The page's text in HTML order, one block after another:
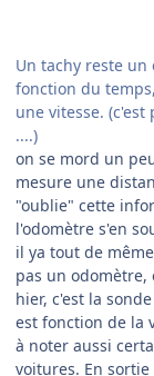
Un tachy reste
fonction du
une vitesse. (c'est
....)
on se mord un
mesure une
"oublie" cette
l'odomètre s'en
il ya tout de
pas un
hier, c'est la
est fonction de la
à noter aussi
voitures. En